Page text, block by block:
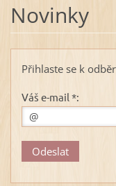
Novinky
Přihlaste se k
Váš e-mail *: